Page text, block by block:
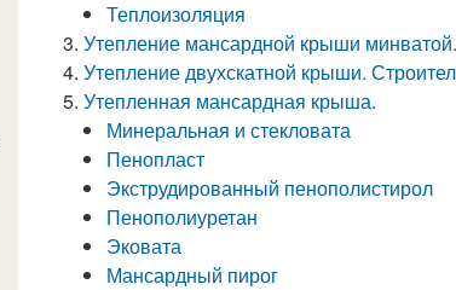
Теплоизоляция
Утепление мансардной крыши
Утепление двухскатной крыши.
Утепленная мансардная крыша.
Минеральная и стекловата
Пенопласт
Экструдированный пенополистирол
Пенополиуретан
Эковата
Мансардный пирог